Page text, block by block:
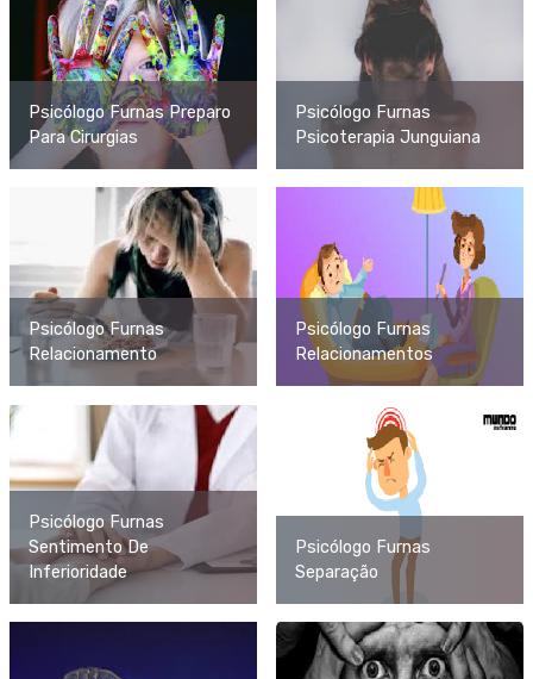
Psicólogo Furnas Preparo
Para Cirurgias
Psicólogo Furnas
Psicoterapia Junguiana
Psicólogo Furnas
Relacionamento
Psicólogo Furnas
Relacionamentos
Psicólogo Furnas
Sentimento De
Inferioridade
Psicólogo Furnas
Separação